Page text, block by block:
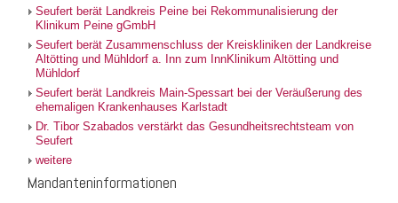
Seufert berät Landkreis Peine bei Rekommunalisierung der
Klinikum Peine gGmbH
Seufert berät Zusammenschluss der Kreiskliniken der Landkreise
Altötting und Mühldorf a. Inn zum InnKlinikum Altötting und
Mühldorf
Seufert berät Landkreis Main-Spessart bei der Veräußerung des
ehemaligen Krankenhauses Karlstadt
Dr. Tibor Szabados verstärkt das Gesundheitsrechtsteam von
Seufert
weitere
Mandanteninformationen